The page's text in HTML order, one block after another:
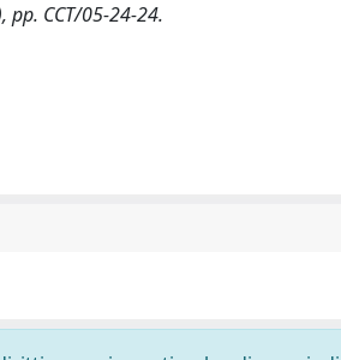
pp. CCT/05-24-24.